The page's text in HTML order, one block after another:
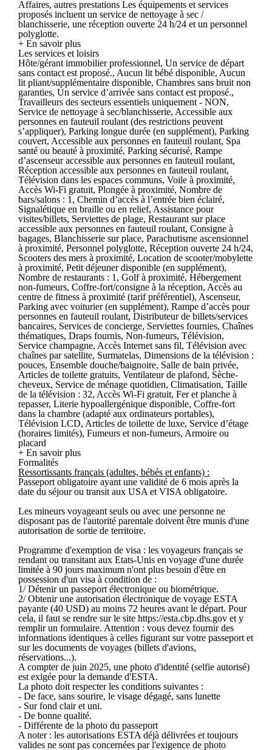
Affaires, autres prestations Les équipements et services
proposés incluent un service de nettoyage à sec /
blanchisserie, une réception ouverte 24 h/24 et un personnel
polyglotte.
+ En savoir plus
Les services et loisirs
Hôte/gérant immobilier professionnel, Un service de départ
sans contact est proposé., Aucun lit bébé disponible, Aucun
lit pliant/supplémentaire disponible, Chambres sans bruit non
garanties, Un service d’arrivée sans contact est proposé.,
Travailleurs des secteurs essentiels uniquement - NON,
Service de nettoyage à sec/blanchisserie, Accessible aux
personnes en fauteuil roulant (des restrictions peuvent
s’appliquer), Parking longue durée (en supplément), Parking
couvert, Accessible aux personnes en fauteuil roulant, Spa
santé ou beauté à proximité, Parking sécurisé, Rampe
d’ascenseur accessible aux personnes en fauteuil roulant,
Réception accessible aux personnes en fauteuil roulant,
Télévision dans les espaces communs, Voile à proximité,
Accès Wi-Fi gratuit, Plongée à proximité, Nombre de
bars/salons : 1, Chemin d’accès à l’entrée bien éclairé,
Signalétique en braille ou en relief, Assistance pour
visites/billets, Serviettes de plage, Restaurant sur place
accessible aux personnes en fauteuil roulant, Consigne à
bagages, Blanchisserie sur place, Parachutisme ascensionnel
à proximité, Personnel polyglotte, Réception ouverte 24 h/24,
Scooters des mers à proximité, Location de scooter/mobylette
à proximité, Petit déjeuner disponible (en supplément),
Nombre de restaurants : 1, Golf à proximité, Hébergement
non-fumeurs, Coffre-fort/consigne à la réception, Accès au
centre de fitness à proximité (tarif préférentiel), Ascenseur,
Parking avec voiturier (en supplément), Rampe d’accès pour
personnes en fauteuil roulant, Distributeur de billets/services
bancaires, Services de concierge, Serviettes fournies, Chaînes
thématiques, Draps fournis, Non-fumeurs, Télévision,
Service champagne, Accès Internet sans fil, Télévision avec
chaînes par satellite, Surmatelas, Dimensions de la télévision :
pouces, Ensemble douche/baignoire, Salle de bain privée,
Articles de toilette gratuits, Ventilateur de plafond, Sèche-
cheveux, Service de ménage quotidien, Climatisation, Taille
de la télévision : 32, Accès Wi-Fi gratuit, Fer et planche à
repasser, Literie hypoallergénique disponible, Coffre-fort
dans la chambre (adapté aux ordinateurs portables),
Télévision LCD, Articles de toilette de luxe, Service d’étage
(horaires limités), Fumeurs et non-fumeurs, Armoire ou
placard
+ En savoir plus
Formalités
Ressortissants français (adultes, bébés et enfants) :
Passeport obligatoire ayant une validité de 6 mois après la
date du séjour ou transit aux USA et VISA obligatoire.
Les mineurs voyageant seuls ou avec une personne ne
disposant pas de l'autorité parentale doivent être munis d'une
autorisation de sortie de territoire.
Programme d'exemption de visa : les voyageurs français se
rendant ou transitant aux Etats-Unis en voyage d'une durée
limitée à 90 jours maximum n'ont plus besoin d'être en
possession d'un visa à condition de :
1/ Détenir un passeport électronique ou biométrique.
2/ Obtenir une autorisation électronique de voyage ESTA
payante (40 USD) au moins 72 heures avant le départ. Pour
cela, il faut se rendre sur le site https://esta.cbp.dhs.gov et y
remplir un formulaire. Attention : vous devez fournir des
informations identiques à celles figurant sur votre passeport et
sur les documents de voyages (billets d'avions,
réservations...).
A compter de juin 2025, une photo d'identité (selfie autorisé)
est exigée pour la demande d'ESTA.
La photo doit respecter les conditions suivantes :
- De face, sans sourire, le visage dégagé, sans lunette
- Sur fond clair et uni.
- De bonne qualité.
- Différente de la photo du passeport
A noter : les autorisations ESTA déjà délivrées et toujours
valides ne sont pas concernées par l'exigence de photo